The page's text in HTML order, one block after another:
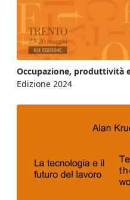
Occupazione, produttività
Edizione 2024